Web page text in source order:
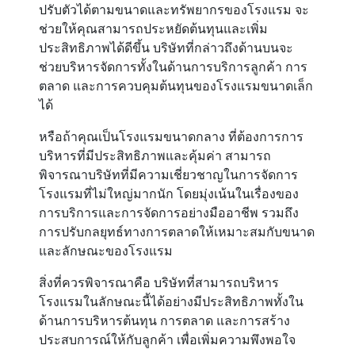
ปรับตัวได้ตามขนาดและทรัพยากรของโรงแรม จะ
ช่วยให้คุณสามารถประหยัดต้นทุนและเพิ่ม
ประสิทธิภาพได้ดีขึ้น บริษัทที่กล่าวถึงด้านบนจะ
ช่วยบริหารจัดการทั้งในด้านการบริการลูกค้า การ
ตลาด และการควบคุมต้นทุนของโรงแรมขนาดเล็ก
ได้
หรือถ้าคุณเป็นโรงแรมขนาดกลาง ที่ต้องการการ
บริหารที่มีประสิทธิภาพและคุ้มค่า สามารถ
พิจารณาบริษัทที่มีความเชี่ยวชาญในการจัดการ
โรงแรมที่ไม่ใหญ่มากนัก โดยมุ่งเน้นในเรื่องของ
การบริการและการจัดการอย่างมืออาชีพ รวมถึง
การปรับกลยุทธ์ทางการตลาดให้เหมาะสมกับขนาด
และลักษณะของโรงแรม
สิ่งที่ควรพิจารณาคือ บริษัทที่สามารถบริหาร
โรงแรมในลักษณะนี้ได้อย่างมีประสิทธิภาพทั้งใน
ด้านการบริหารต้นทุน การตลาด และการสร้าง
ประสบการณ์ให้กับลูกค้า เพื่อเพิ่มความพึงพอใจ